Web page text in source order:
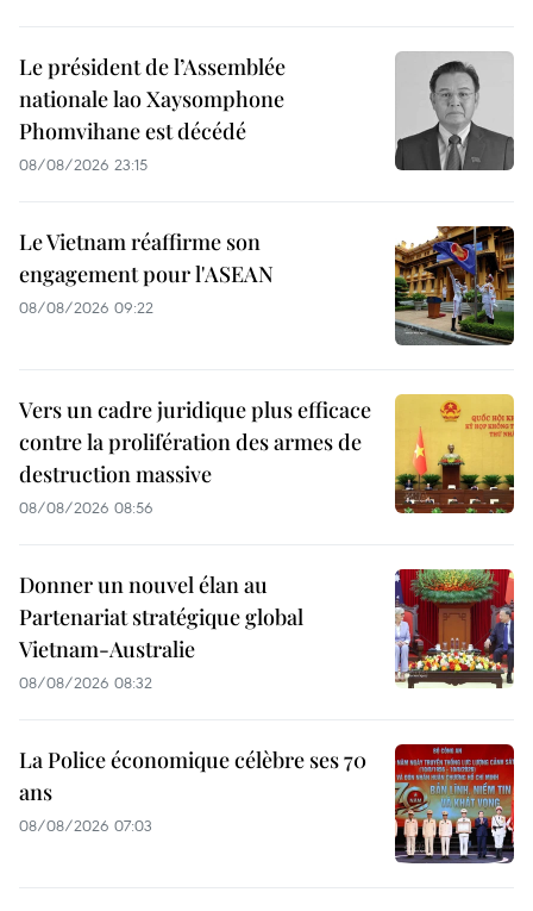
Le président de l’Assemblée
nationale lao Xaysomphone
Phomvihane est décédé
08/08/2026 23:15
Le Vietnam réaffirme son
engagement pour l'ASEAN
08/08/2026 09:22
Vers un cadre juridique plus efficace
contre la prolifération des armes de
destruction massive
08/08/2026 08:56
Donner un nouvel élan au
Partenariat stratégique global
Vietnam-Australie
08/08/2026 08:32
La Police économique célèbre ses 70
ans
08/08/2026 07:03